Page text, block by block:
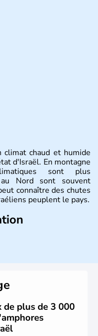
chaud et humide
d'Israël. En montagne
sont plus
Nord sont souvent
connaître des chutes
peuplent le pays.
de la Méditerranée,
des nouvelles
de plus de 3 000